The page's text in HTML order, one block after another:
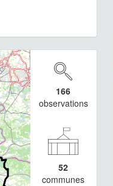
166
observations
52
communes